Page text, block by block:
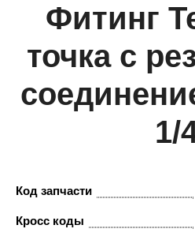
Фитинг
точка с
1/
Код запчасти
Кросс коды